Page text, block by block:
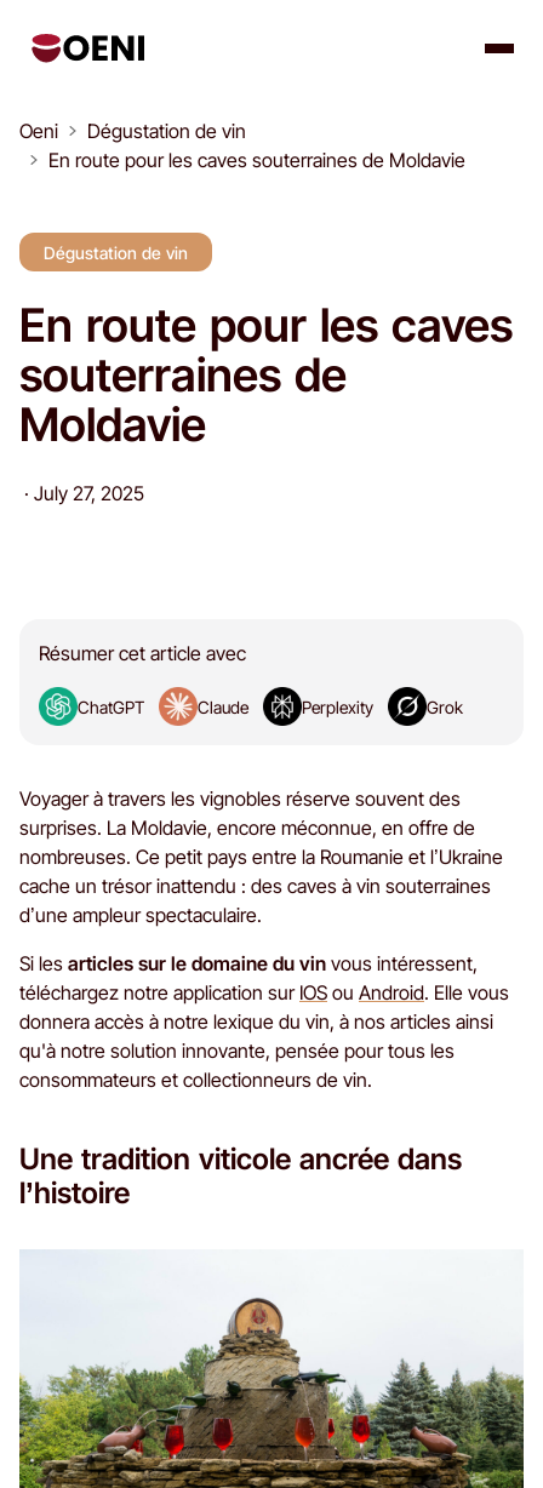
Oeni
Dégustation de vin
En route pour les caves souterraines de Moldavie
Dégustation de vin
En route pour les caves
souterraines de
Moldavie
· July 27, 2025
Résumer cet article avec
ChatGPT Claude Perplexity Grok
Voyager à travers les vignobles réserve souvent des
surprises. La Moldavie, encore méconnue, en offre de
nombreuses. Ce petit pays entre la Roumanie et l’Ukraine
cache un trésor inattendu : des caves à vin souterraines
d’une ampleur spectaculaire.
Si les articles sur le domaine du vin vous intéressent,
téléchargez notre application sur IOS ou Android. Elle vous
donnera accès à notre lexique du vin, à nos articles ainsi
qu'à notre solution innovante, pensée pour tous les
consommateurs et collectionneurs de vin.
Une tradition viticole ancrée dans
l’histoire